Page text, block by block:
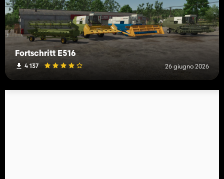
Fortschritt E516
4 137 26 giugno 2026